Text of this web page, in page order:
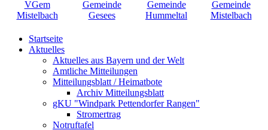
Startseite
Aktuelles
Aktuelles aus Bayern und der Welt
Amtliche Mitteilungen
Mitteilungsblatt / Heimatbote
Archiv Mitteilungsblatt
gKU "Windpark Pettendorfer Rangen"
Stromertrag
Notruftafel